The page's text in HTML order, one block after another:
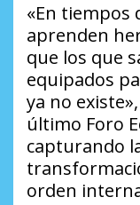
«En tiempos
aprenden
que los que
equipados
ya no
último Foro
capturando
orden